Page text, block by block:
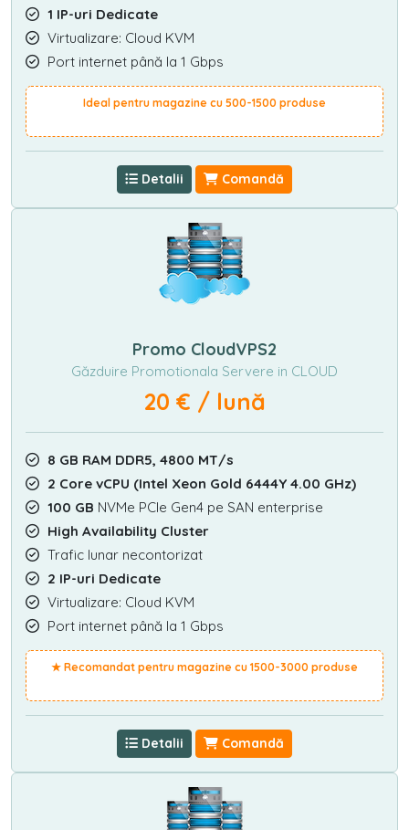
1 IP-uri Dedicate
Virtualizare: Cloud KVM
Port internet până la 1 Gbps
Ideal pentru magazine cu 500-1500 produse
Detalii Comandă
Promo CloudVPS2
Găzduire Promotionala Servere in CLOUD
20 € / lună
8 GB RAM DDR5, 4800 MT/s
2 Core vCPU (Intel Xeon Gold 6444Y 4.00 GHz)
100 GB NVMe PCIe Gen4 pe SAN enterprise
High Availability Cluster
Trafic lunar necontorizat
2 IP-uri Dedicate
Virtualizare: Cloud KVM
Port internet până la 1 Gbps
★ Recomandat pentru magazine cu 1500-3000 produse
Detalii Comandă